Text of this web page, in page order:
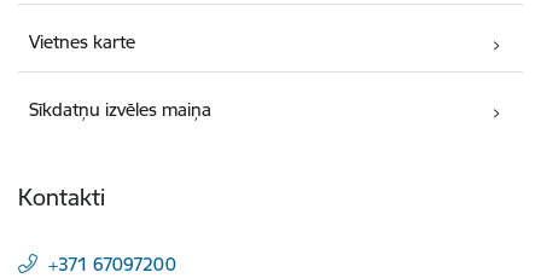
Vietnes karte
Sīkdatņu izvēles maiņa
Kontakti
+371 67097200